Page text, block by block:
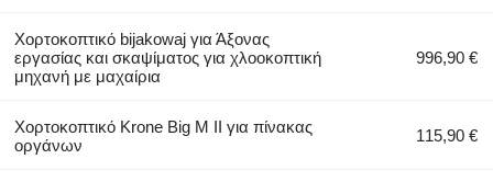
Χορτοκοπτικό bijakowaj για Άξονας
εργασίας και σκαψίματος για χλοοκοπτική
μηχανή με μαχαίρια
996,90 €
Χορτοκοπτικό Krone Big M II για πίνακας
οργάνων
115,90 €